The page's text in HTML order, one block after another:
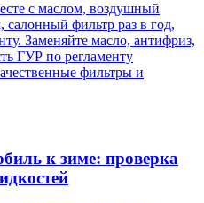
с маслом, воздушный
фильтр раз в год,
Заменяйте масло, антифриз,
ГУР по регламенту
фильтры и
к зиме: проверка